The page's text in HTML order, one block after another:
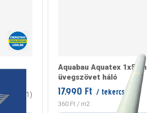
1 )
Aquabau Aquatex 1x50m
üvegszövet háló
17.990 Ft / tekercs
360 Ft/ m2